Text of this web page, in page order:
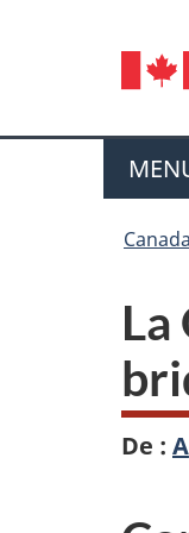
de
la
La
De :